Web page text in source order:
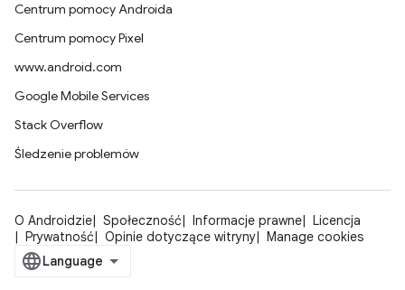
Centrum pomocy Androida
Centrum pomocy Pixel
www.android.com
Google Mobile Services
Stack Overflow
Śledzenie problemów
O Androidzie Społeczność Informacje prawne
Licencja
Prywatność
Opinie dotyczące witryny Manage cookies